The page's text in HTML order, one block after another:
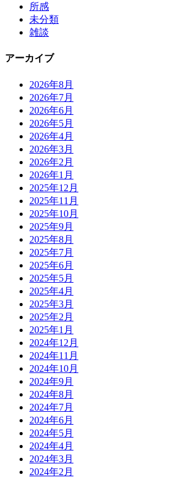
所感
未分類
雑談
アーカイブ
2026年8月
2026年7月
2026年6月
2026年5月
2026年4月
2026年3月
2026年2月
2026年1月
2025年12月
2025年11月
2025年10月
2025年9月
2025年8月
2025年7月
2025年6月
2025年5月
2025年4月
2025年3月
2025年2月
2025年1月
2024年12月
2024年11月
2024年10月
2024年9月
2024年8月
2024年7月
2024年6月
2024年5月
2024年4月
2024年3月
2024年2月